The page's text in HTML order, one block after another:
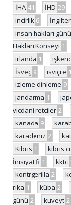
İHA 41 İHD 29
incirlik 6
insan hakları günü
Hakları Konseyi 1
irlanda 1
İsveç 9 isviçre
izleme-dinleme 9
jandarma 1
vicdani retçiler 2
kanada 9
karadeniz 2
Kıbrıs 1 kıbrıs
İnisiyatifi 1 kktc
kontrgerilla 2
rika 1 küba 2
günü 2 kuveyt 2